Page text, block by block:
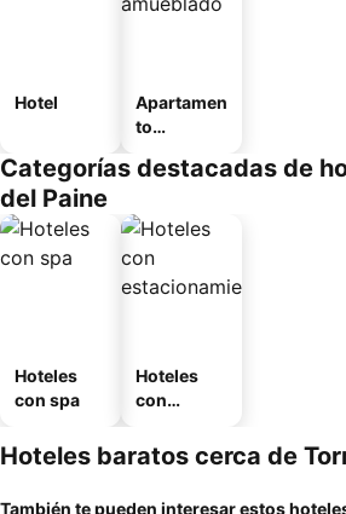
Hotel
Apartamen
to
o
Categorías destacadas de
del Paine
Hoteles
con spa
Hoteles
con
miento
Hoteles baratos cerca de
También te pueden interesar estos